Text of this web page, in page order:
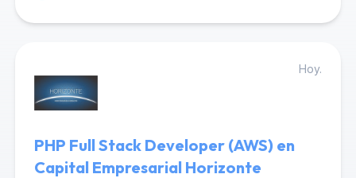
Hoy.
PHP Full Stack Developer (AWS) en
Capital Empresarial Horizonte